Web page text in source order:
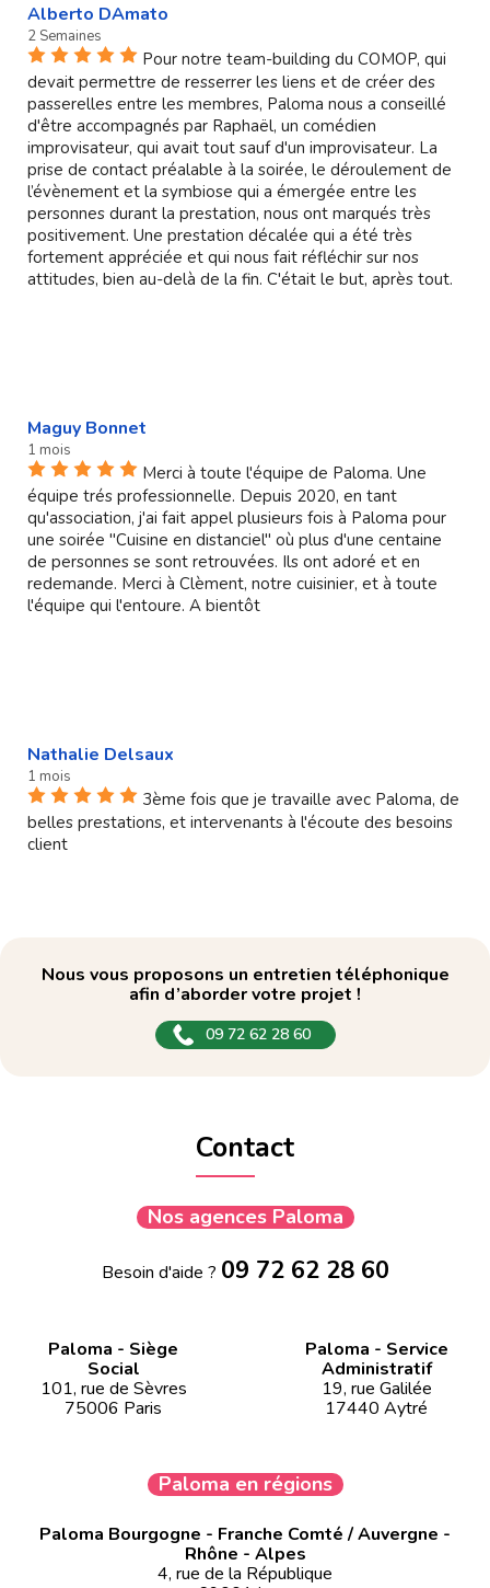
Alberto DAmato
2 Semaines
Pour notre team-building du COMOP, qui
devait permettre de resserrer les liens et de créer des
passerelles entre les membres, Paloma nous a conseillé
d'être accompagnés par Raphaël, un comédien
improvisateur, qui avait tout sauf d'un improvisateur. La
prise de contact préalable à la soirée, le déroulement de
l’évènement et la symbiose qui a émergée entre les
personnes durant la prestation, nous ont marqués très
positivement. Une prestation décalée qui a été très
fortement appréciée et qui nous fait réfléchir sur nos
attitudes, bien au-delà de la fin. C'était le but, après tout.
Maguy Bonnet
1 mois
Merci à toute l'équipe de Paloma. Une
équipe trés professionnelle. Depuis 2020, en tant
qu'association, j'ai fait appel plusieurs fois à Paloma pour
une soirée "Cuisine en distanciel" où plus d'une centaine
de personnes se sont retrouvées. Ils ont adoré et en
redemande. Merci à Clèment, notre cuisinier, et à toute
l'équipe qui l'entoure. A bientôt
Nathalie Delsaux
1 mois
3ème fois que je travaille avec Paloma, de
belles prestations, et intervenants à l'écoute des besoins
client
Nous vous proposons un entretien téléphonique
afin d’aborder votre projet !
09 72 62 28 60
Contact
Nos agences Paloma
Besoin d'aide ? 09 72 62 28 60
Paloma - Siège
Social
101, rue de Sèvres
75006 Paris
Paloma - Service
Administratif
19, rue Galilée
17440 Aytré
Paloma en régions
Paloma Bourgogne - Franche Comté / Auvergne -
Rhône - Alpes
4, rue de la République